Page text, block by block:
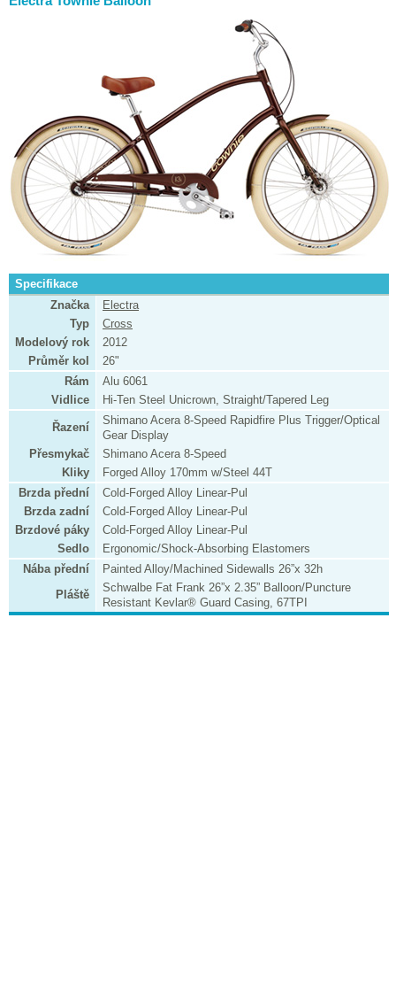
Specifikace
Značka
Electra
Typ
Cross
Modelový rok
2012
Průměr kol
26"
Rám
Alu 6061
Vidlice
Hi-Ten Steel Unicrown, Straight/Tapered Leg
Řazení
Shimano Acera 8-Speed Rapidfire Plus Trigger/Optical
Gear Display
Přesmykač
Shimano Acera 8-Speed
Kliky
Forged Alloy 170mm w/Steel 44T
Brzda přední
Cold-Forged Alloy Linear-Pul
Brzda zadní
Cold-Forged Alloy Linear-Pul
Brzdové páky
Cold-Forged Alloy Linear-Pul
Sedlo
Ergonomic/Shock-Absorbing Elastomers
Nába přední
Painted Alloy/Machined Sidewalls 26”x 32h
Pláště
Schwalbe Fat Frank 26”x 2.35” Balloon/Puncture
Resistant Kevlar® Guard Casing, 67TPI